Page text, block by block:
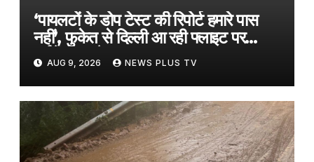
‘पायलटों के डोप टेस्ट की रिपोर्ट हमारे पास
नहीं’, फुकेत से दिल्ली आ रही फ्लाइट पर
टर्बुलेंस मामले पर Air India​on August
9, 2026 at 7:41 am
AUG 9, 2026 NEWS PLUS TV